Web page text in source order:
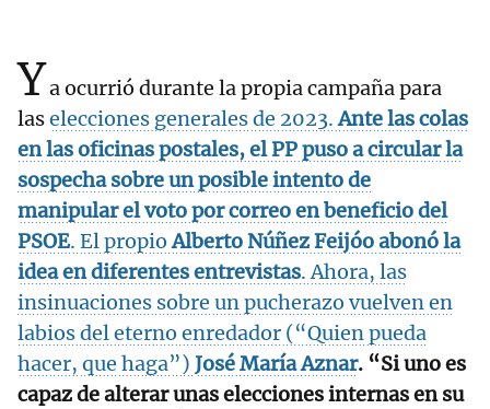
Ya ocurrió durante la propia campaña para
laselecciones generales de 2023.Ante las colas
en las oficinas postales, el PP puso a circular la
sospecha sobre un posible intento de
manipular el voto por correo en beneficio del
PSOE. El propioAlberto Núñez Feijóo abonó la
idea en diferentes entrevistas. Ahora, las
insinuaciones sobre un pucherazo vuelven en
labios del eterno enredador (“Quien pueda
hacer, que haga”) José María Aznar. “Si uno es
capaz de alterar unas elecciones internas en su